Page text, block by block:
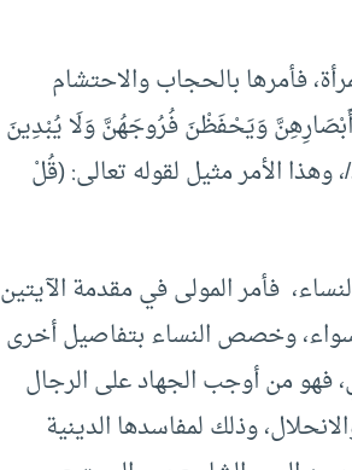
فأمرها بالحجاب والاحتشام
أَبْصَارِهِنَّ وَيَحْفَظْنَ فُرُوجَهُنَّ وَلَا يُبْدِينَ
زِينَتَهُنَّ إِلَّا مَا ظَهَرَ مِنْهَا وَلْيَضْرِبْنَ بِخُمُرِهِنَّ عَلَى جُيُوبِهِنَّ..) /النور: 31/، وهذا الأمر مثيل لقوله تعالى: (قُلْ
فأمر المولى في مقدمة الآيتين
وخصص النساء بتفاصيل أخرى
فهو من أوجب الجهاد على الرجال
وذلك لمفاسدها الدينية